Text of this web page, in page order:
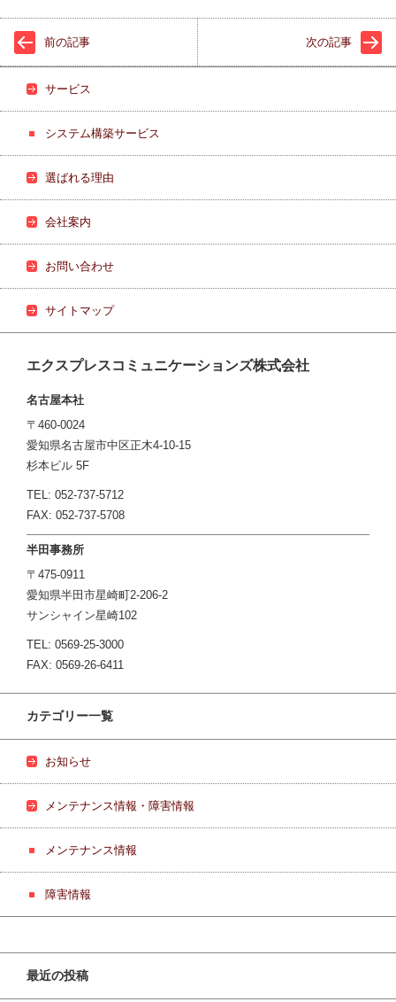
前の記事 次の記事
サービス
システム構築サービス
選ばれる理由
会社案内
お問い合わせ
サイトマップ
エクスプレスコミュニケーションズ株式会社
名古屋本社
〒460-0024
愛知県名古屋市中区正木4-10-15
杉本ビル 5F
TEL: 052-737-5712
FAX: 052-737-5708
半田事務所
〒475-0911
愛知県半田市星崎町2-206-2
サンシャイン星崎102
TEL: 0569-25-3000
FAX: 0569-26-6411
カテゴリー一覧
お知らせ
メンテナンス情報・障害情報
メンテナンス情報
障害情報
最近の投稿